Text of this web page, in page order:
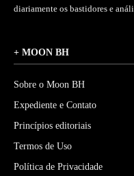
diariamente os bastidores e
+ MOON BH
Sobre o Moon BH
Expediente e Contato
Princípios editoriais
Termos de Uso
Política de Privacidade